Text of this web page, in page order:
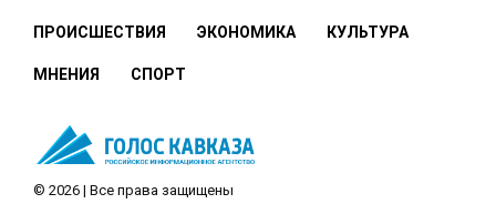
ПРОИСШЕСТВИЯ ЭКОНОМИКА КУЛЬТУРА
МНЕНИЯ СПОРТ
© 2026 | Все права защищены